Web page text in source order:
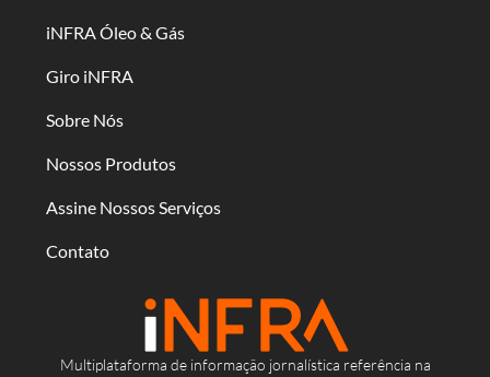
Multiplataforma de informação jornalística referência na
iNFRA Óleo & Gás
Giro iNFRA
Sobre Nós
Nossos Produtos
Assine Nossos Serviços
Contato